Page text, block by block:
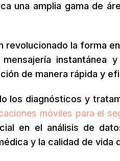
una amplia gama de
revolucionado la forma
instantánea
de manera rápida y
los diagnósticos y
móviles para el
en el análisis de
y la calidad de vida